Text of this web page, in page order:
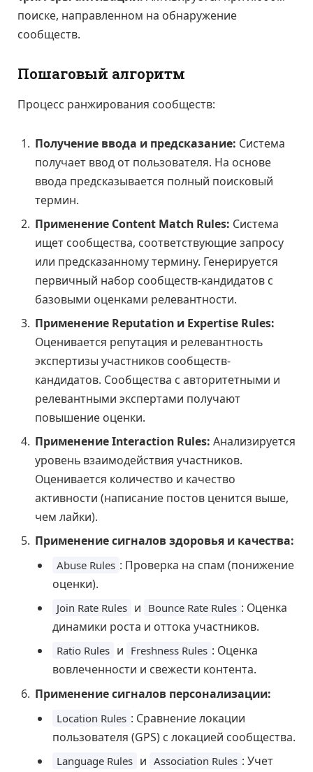
поиске, направленном на обнаружение
сообществ.
Пошаговый алгоритм
Процесс ранжирования сообществ:
Получение ввода и предсказание: Система
получает ввод от пользователя. На основе
ввода предсказывается полный поисковый
термин.
Применение Content Match Rules: Система
ищет сообщества, соответствующие запросу
или предсказанному термину. Генерируется
первичный набор сообществ-кандидатов с
базовыми оценками релевантности.
Применение Reputation и Expertise Rules:
Оценивается репутация и релевантность
экспертизы участников сообществ-
кандидатов. Сообщества с авторитетными и
релевантными экспертами получают
повышение оценки.
Применение Interaction Rules: Анализируется
уровень взаимодействия участников.
Оценивается количество и качество
активности (написание постов ценится выше,
чем лайки).
Применение сигналов здоровья и качества:
Abuse Rules : Проверка на спам (понижение
оценки).
Join Rate Rules и Bounce Rate Rules : Оценка
динамики роста и оттока участников.
Ratio Rules и Freshness Rules : Оценка
вовлеченности и свежести контента.
Применение сигналов персонализации:
Location Rules : Сравнение локации
пользователя (GPS) с локацией сообщества.
Language Rules и Association Rules : Учет